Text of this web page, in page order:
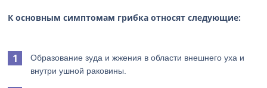
К основным симптомам грибка относят следующие:
Образование зуда и жжения в области внешнего уха и
внутри ушной раковины.